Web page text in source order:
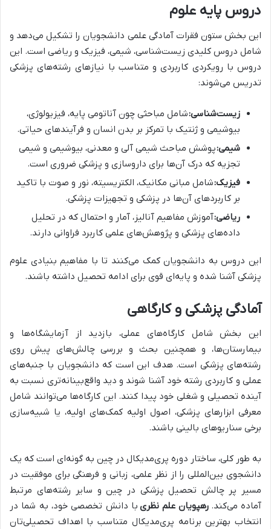
دروس پایه علوم
این بخش ستون فقرات آمادگی علمی دانشجویان را تشکیل می‌دهد و
شامل دروس کلیدی زیست‌شناسی، شیمی، فیزیک و ریاضی است. این
دروس با رویکردی کاربردی و متناسب با نیازهای رشته‌های پزشکی
تدریس می‌شوند:
زیست‌شناسی:شامل مباحثی چون آناتومی پایه، فیزیولوژی،
بیوشیمی و ژنتیک با تمرکز بر بدن انسان و فرآیندهای حیاتی.
شیمی:پوشش مباحث شیمی آلی و معدنی، بیوشیمی و شیمی
تجزیه که درک آن‌ها برای داروسازی و پزشکی ضروری است.
فیزیک:شامل مبانی مکانیک، الکتریسیته، نور و صوت با تاکید
بر کاربردهای آن‌ها در پزشکی و تجهیزات پزشکی.
ریاضی:آموزش مفاهیم آنالیز، آمار و احتمال که در تحلیل
داده‌های پزشکی و پژوهش‌های علمی کاربرد فراوانی دارند.
این دروس به دانشجویان کمک می‌کنند تا با مفاهیم بنیادی علوم
پزشکی آشنا شده و پایه‌ای قوی برای ادامه تحصیل داشته باشند.
آمادگی پزشکی و کارگاهی
این بخش شامل کارگاه‌های عملی، بازدید از آزمایشگاه‌ها و
بیمارستان‌ها، و همچنین بحث و بررسی چالش‌های پیش روی
رشته‌های پزشکی است. هدف این است که دانشجویان با جنبه‌های
عملی و کاربردی رشته خود آشنا شوند و دید واقع‌بینانه‌تری نسبت به
آینده تحصیلی و شغلی خود پیدا کنند. این کارگاه‌ها می‌توانند شامل
معرفی ابزارهای پزشکی، اصول اولیه کمک‌های اولیه، یا شبیه‌سازی
برخی سناریوهای بالینی باشند.
به طور کلی، ساختار دوره پری‌مدیکال در چین به گونه‌ای است که یک
دانشجوی بین‌المللی را از نظر علمی، زبانی و فرهنگی برای موفقیت در
مسیر پر چالش تحصیل پزشکی در چین و سایر رشته‌های مرتبط
آماده می‌کند. رهپویان علم نظری با دانش تخصصی خود، به شما در
انتخاب بهترین برنامه پری‌مدیکال متناسب با اهداف تحصیلی‌تان